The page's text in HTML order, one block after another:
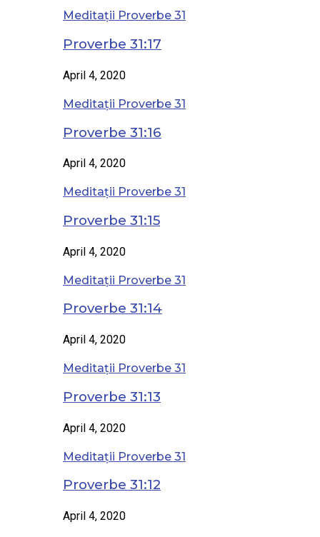
Meditații Proverbe 31
Proverbe 31:17
April 4, 2020
Meditații Proverbe 31
Proverbe 31:16
April 4, 2020
Meditații Proverbe 31
Proverbe 31:15
April 4, 2020
Meditații Proverbe 31
Proverbe 31:14
April 4, 2020
Meditații Proverbe 31
Proverbe 31:13
April 4, 2020
Meditații Proverbe 31
Proverbe 31:12
April 4, 2020